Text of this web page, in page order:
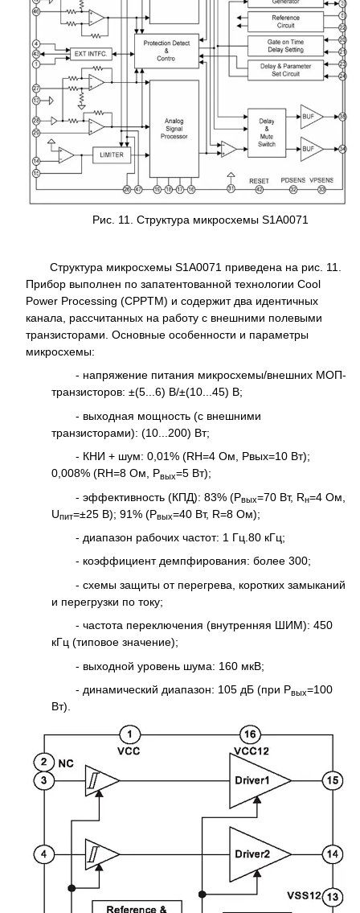
Рис. 11. Структура микросхемы S1A0071
Структура микросхемы S1A0071 приведена на рис. 11.
Прибор выполнен по запатентованной технологии Cool
Power Processing (CPPTM) и содержит два идентичных
канала, рассчитанных на работу с внешними полевыми
транзисторами. Основные особенности и параметры
микросхемы:
- напряжение питания микросхемы/внешних МОП-
транзисторов: ±(5...6) В/±(10...45) В;
- выходная мощность (с внешними
транзисторами): (10...200) Вт;
- КНИ + шум: 0,01% (RН=4 Ом, Рвых=10 Вт);
0,008% (RН=8 Ом, Рвых=5 Вт);
- эффективность (КПД): 83% (Рвых=70 Вт, Rн=4 Ом,
Uпит=±25 В); 91% (Рвых=40 Вт, R=8 Ом);
- диапазон рабочих частот: 1 Гц.80 кГц;
- коэффициент демпфирования: более 300;
- схемы защиты от перегрева, коротких замыканий
и перегрузки по току;
- частота переключения (внутренняя ШИМ): 450
кГц (типовое значение);
- выходной уровень шума: 160 мкВ;
- динамический диапазон: 105 дБ (при Рвых=100
Вт).